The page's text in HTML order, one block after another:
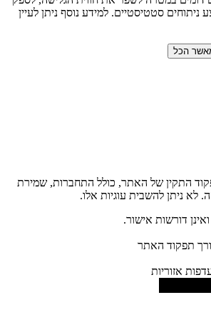
ניתוחים סטטיסטיים. למידע נוסף ניתן לעיין
הכל
התקין של האתר, כולל התחברות, שמירת
לא ניתן להשבית עוגיות אלו.
דורשות אישור.
תפקוד האתר
אזוריות